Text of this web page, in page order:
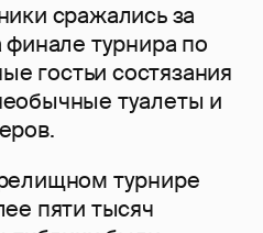
сражались за
турнира по
гостьи состязания
туалеты и
турнире
пяти тысяч